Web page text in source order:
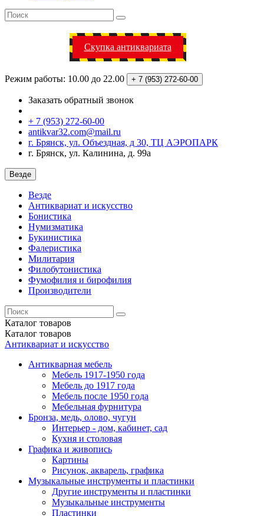
Скупка антиквариата
Режим работы: 10.00 до 22.00 + 7 (953) 272-60-00
Заказать обратный звонок
+ 7 (953) 272-60-00
antikvar32.com@mail.ru
г. Брянск, ул. Объездная, д 30, ТЦ АЭРОПАРК
г. Брянск, ул. Калинина, д. 99а
Везде
Везде
Антиквариат и искусство
Бонистика
Нумизматика
Букинистика
Фалеристика
Милитария
Филобутонистика
Фумофилия и бирофилия
Производители
Каталог товаров
Каталог товаров
Антиквариат и искусство
Антикварная мебель
Мебель 1917-1950 года
Мебель до 1917 года
Мебель после 1950 года
Мебельная фурнитура
Бронза, медь, олово, чугун
Интерьер - дом, кабинет, сад
Кухня и столовая
Графика и живопись
Картины
Рисунок, акварель, графика
Музыкальные инструменты и пластинки
Другие инструменты и пластинки
Музыкальные инструменты
Пластинки